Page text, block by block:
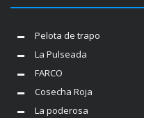
Pelota de trapo
La Pulseada
FARCO
Cosecha Roja
La poderosa